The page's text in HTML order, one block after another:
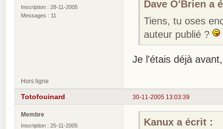
Inscription : 28-11-2005
Messages : 11
Dave O'Brien a
Tiens, tu oses
auteur publié ?
Je l'étais déjà
Hors ligne
30-11-2005 13:03:39
Totofouinard
Membre
Inscription : 25-11-2005
Kanux a écrit :